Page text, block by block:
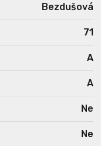
Bezdušová
71
A
A
Ne
Ne